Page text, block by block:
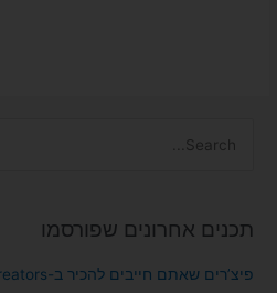
r
c
תכנים אחרונים שפורסמו
פיצ’רים שאתם חייבים להכיר ב-Spotify for Creators